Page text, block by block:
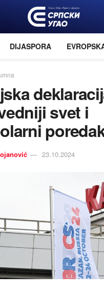
DIJASPORA
svet i
23.10.2024